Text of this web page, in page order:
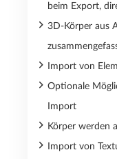
beim Export,
3D-Körper aus
Import von
Optionale
Import
Körper werden
Import von